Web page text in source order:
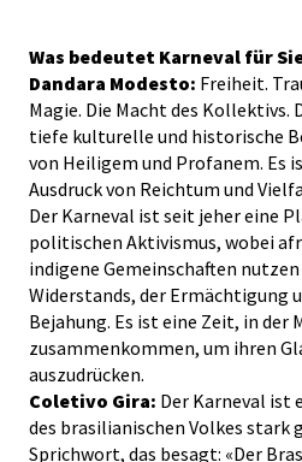
Was bedeutet Karneval für
Dandara Modesto: Freiheit.
Magie. Die Macht des Kollektivs.
tiefe kulturelle und historische
von Heiligem und Profanem. Es
Ausdruck von Reichtum und
Der Karneval ist seit jeher eine
politischen Aktivismus, wobei
indigene Gemeinschaften
Widerstands, der Ermächtigung
Bejahung. Es ist eine Zeit, in der
zusammenkommen, um ihren
auszudrücken.
Coletivo Gira: Der Karneval ist
des brasilianischen Volkes stark
Sprichwort, das besagt: «Der